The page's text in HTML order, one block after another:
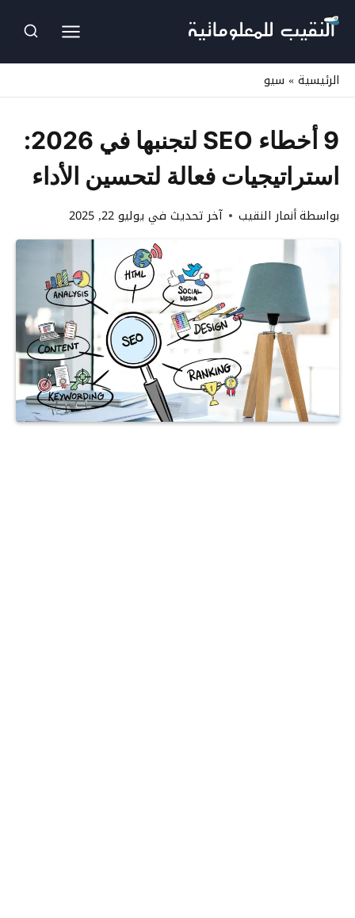
التجاوز
المحتوى
الرئيسية» سيو
9 أخطاء SEO لتجنبها في 2026:
استراتيجيات فعالة لتحسين الأداء
بواسطةأنمار النقيب آخر تحديث في يوليو 22, 2025